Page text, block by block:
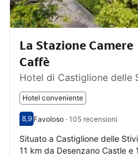
La Stazione Camere
Caffè
Hotel conveniente
Valutazione degli ospiti su
8,9
Favoloso - Opinione degli
Favoloso · 105 recensioni
Situato a Castiglione delle
11 km da Desenzano Castle e